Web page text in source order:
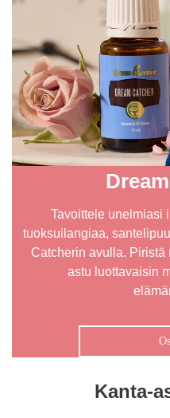
Tavoittele unelmiasi
tuoksuilangiaa,
Catcherin avulla.
astu luottavaisin
Kanta-